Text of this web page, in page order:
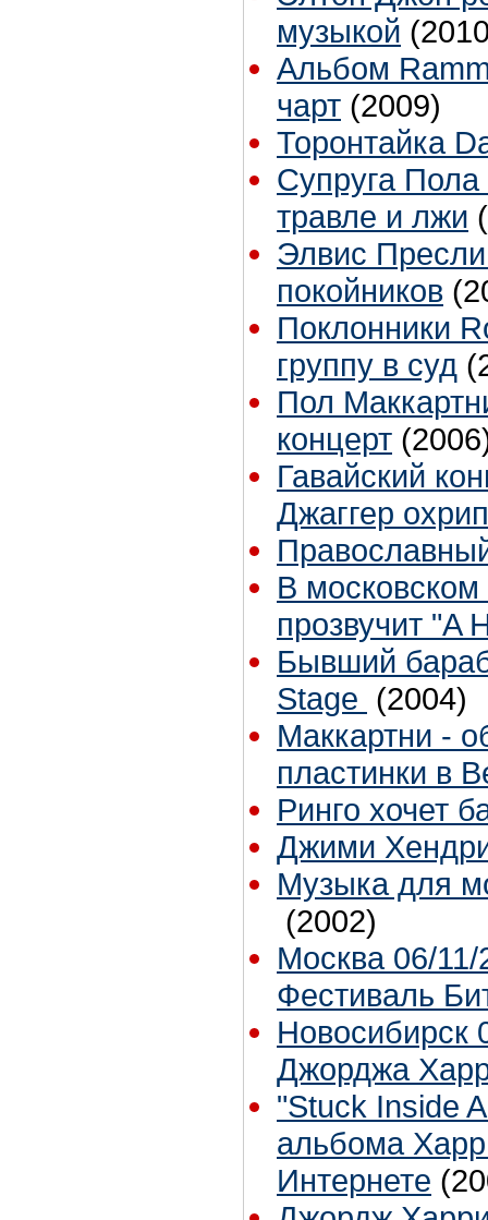
музыкой
Альбом
чарт (2009)
Торонтайка
Супруга
травле и лжи
Элвис Пресли
покойников
Поклонники
группу в суд
Пол
концерт
Гавайский
Джаггер охрип
В
прозвучит "A
Бывший
Stage (2004)
Маккартни -
пластинки в
Ринго хочет
Джими
Музыка для
(2002)
Москва 06/
Фестиваль
Новосибирск
Джорджа
"Stuck Inside
альбома
Интернете